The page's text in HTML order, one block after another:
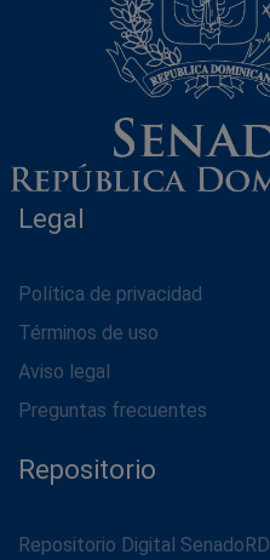
Legal
Política de privacidad
Términos de uso
Aviso legal
Preguntas frecuentes
Repositorio
Repositorio Digital SenadoRD